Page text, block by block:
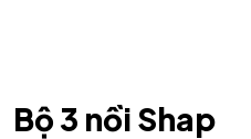
Bộ 3 nồi Shap